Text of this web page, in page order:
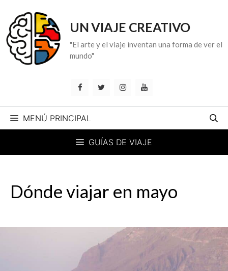
contenido
UN VIAJE CREATIVO
"El arte y el viaje inventan una forma de ver el
mundo"
MENÚ PRINCIPAL
GUÍAS DE VIAJE
Dónde viajar en mayo